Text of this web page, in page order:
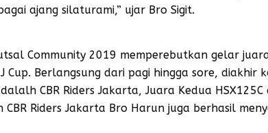
ajang silaturami,” ujar Bro Sigit.
Community 2019 memperebutkan gelar
Cup. Berlangsung dari pagi hingga sore, diakhir
CBR Riders Jakarta, Juara Kedua
CBR Riders Jakarta Bro Harun juga berhasil